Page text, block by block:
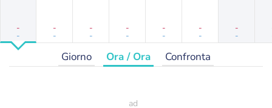
-
-
-
-
-
-
-
-
-
-
-
-
-
-
Giorno Ora / Ora Confronta